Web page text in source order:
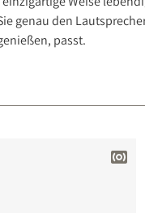
genau den
passt.